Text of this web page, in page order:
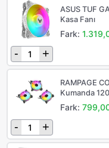
ASUS TUF
Kasa Fanı
Fark:
- +
RAMPAGE
Kumanda
Fark:
- +